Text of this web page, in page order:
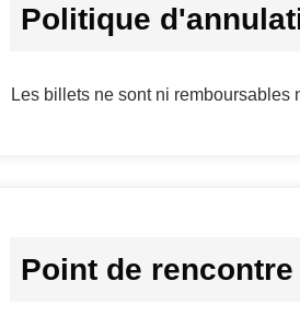
Politique
Les billets ne sont ni remboursables
Point de